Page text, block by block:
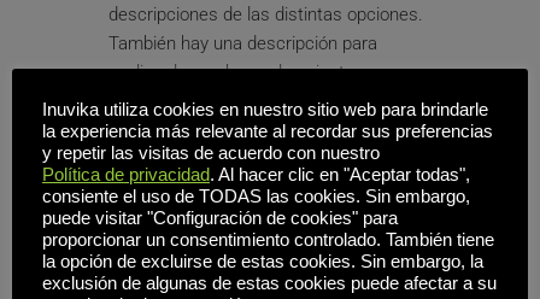
descripciones de las distintas opciones.
También hay una descripción para
explicar lo que hacen los ajustes en
cada página para ayudar aún más a los
administradores a navegar.
Cambios en el multiinquilino
En esta versión se ha eliminado la vista
global. Se sustituye por nuevos menús
desplegables para administradores
Inuvika utiliza cookies en nuestro sitio web para brindarle
la experiencia más relevante al recordar sus preferencias
y repetir las visitas de acuerdo con nuestro
Política de privacidad. Al hacer clic en "Aceptar todas",
consiente el uso de TODAS las cookies. Sin embargo,
puede visitar "Configuración de cookies" para
proporcionar un consentimiento controlado. También tiene
la opción de excluirse de estas cookies. Sin embargo, la
exclusión de algunas de estas cookies puede afectar a su